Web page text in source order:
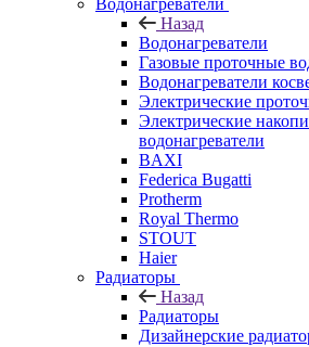
Водонагреватели
Назад
Водонагреватели
Газовые проточные
Водонагреватели
Электрические
Электрические
водонагреватели
BAXI
Federica Bugatti
Protherm
Royal Thermo
STOUT
Haier
Радиаторы
Назад
Радиаторы
Дизайнерские